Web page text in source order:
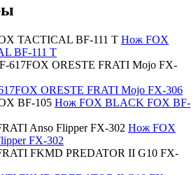
Нож FOX
BF-111 T
ORESTE FRATI Mojo FX-306
Нож FOX BLACK FOX BF-
Нож FOX
FX-302